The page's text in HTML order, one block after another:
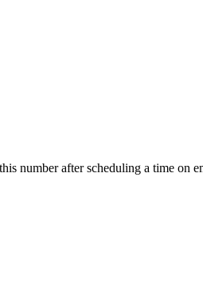
number after scheduling a time on